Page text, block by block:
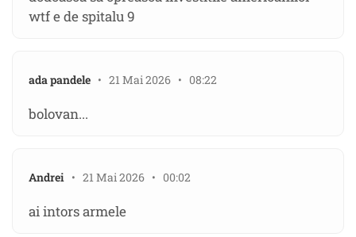
wtf e de spitalu 9
ada pandele • 21 Mai 2026 • 08:22
bolovan...
Andrei • 21 Mai 2026 • 00:02
ai intors armele